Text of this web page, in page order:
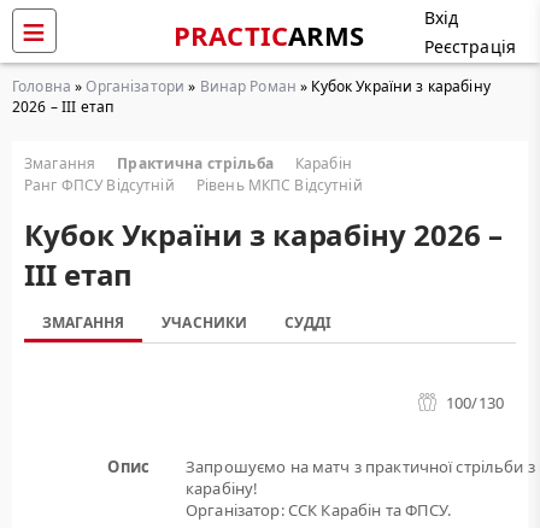
PRACTICARMS
Вхід
Реєстрація
Головна »Організатори » Винар Роман » Кубок України з карабіну
2026 – III етап
Змагання Практична стрільба
Карабін
Ранг ФПСУ Відсутній
Рівень МКПС Відсутній
Кубок України з карабіну 2026 –
III етап
ЗМАГАННЯ УЧАСНИКИ СУДДІ
100/130
Опис
Запрошуємо на матч з практичної стрільби з
карабіну!
Організатор: ССК Карабін та ФПСУ.